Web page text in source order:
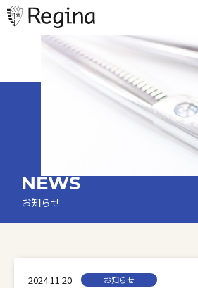
NEWS
お知らせ
2024.11.20 お知らせ